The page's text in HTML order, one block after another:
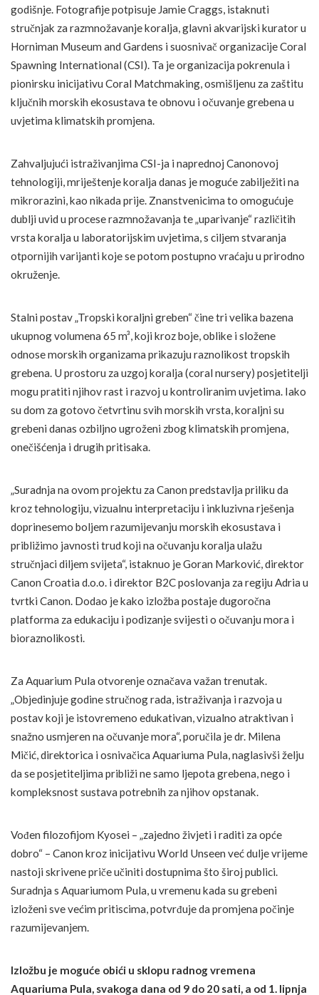
godišnje. Fotografije potpisuje Jamie Craggs, istaknuti
stručnjak za razmnožavanje koralja, glavni akvarijski kurator u
Horniman Museum and Gardens i suosnivač organizacije Coral
Spawning International (CSI). Ta je organizacija pokrenula i
pionirsku inicijativu Coral Matchmaking, osmišljenu za zaštitu
ključnih morskih ekosustava te obnovu i očuvanje grebena u
uvjetima klimatskih promjena.
Zahvaljujući istraživanjima CSI-ja i naprednoj Canonovoj
tehnologiji, mriještenje koralja danas je moguće zabilježiti na
mikrorazini, kao nikada prije. Znanstvenicima to omogućuje
dublji uvid u procese razmnožavanja te „uparivanje“ različitih
vrsta koralja u laboratorijskim uvjetima, s ciljem stvaranja
otpornijih varijanti koje se potom postupno vraćaju u prirodno
okruženje.
Stalni postav „Tropski koraljni greben“ čine tri velika bazena
ukupnog volumena 65 m³, koji kroz boje, oblike i složene
odnose morskih organizama prikazuju raznolikost tropskih
grebena. U prostoru za uzgoj koralja (coral nursery) posjetitelji
mogu pratiti njihov rast i razvoj u kontroliranim uvjetima. Iako
su dom za gotovo četvrtinu svih morskih vrsta, koraljni su
grebeni danas ozbiljno ugroženi zbog klimatskih promjena,
onečišćenja i drugih pritisaka.
„Suradnja na ovom projektu za Canon predstavlja priliku da
kroz tehnologiju, vizualnu interpretaciju i inkluzivna rješenja
doprinesemo boljem razumijevanju morskih ekosustava i
približimo javnosti trud koji na očuvanju koralja ulažu
stručnjaci diljem svijeta“, istaknuo je Goran Marković, direktor
Canon Croatia d.o.o. i direktor B2C poslovanja za regiju Adria u
tvrtki Canon. Dodao je kako izložba postaje dugoročna
platforma za edukaciju i podizanje svijesti o očuvanju mora i
bioraznolikosti.
Za Aquarium Pula otvorenje označava važan trenutak.
„Objedinjuje godine stručnog rada, istraživanja i razvoja u
postav koji je istovremeno edukativan, vizualno atraktivan i
snažno usmjeren na očuvanje mora“, poručila je dr. Milena
Mičić, direktorica i osnivačica Aquariuma Pula, naglasivši želju
da se posjetiteljima približi ne samo ljepota grebena, nego i
kompleksnost sustava potrebnih za njihov opstanak.
Vođen filozofijom Kyosei – „zajedno živjeti i raditi za opće
dobro“ – Canon kroz inicijativu World Unseen već dulje vrijeme
nastoji skrivene priče učiniti dostupnima što široj publici.
Suradnja s Aquariumom Pula, u vremenu kada su grebeni
izloženi sve većim pritiscima, potvrđuje da promjena počinje
razumijevanjem.
Izložbu je moguće obići u sklopu radnog vremena
Aquariuma Pula, svakoga dana od 9 do 20 sati, a od 1. lipnja